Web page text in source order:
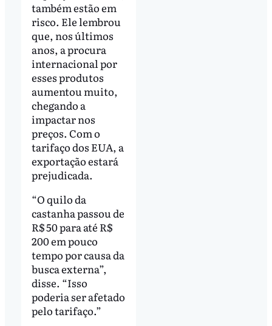
também estão em
risco. Ele lembrou
que, nos últimos
anos, a procura
internacional por
esses produtos
aumentou muito,
chegando a
impactar nos
preços. Com o
tarifaço dos EUA, a
exportação estará
prejudicada.
“O quilo da
castanha passou de
R$ 50 para até R$
200 em pouco
tempo por causa da
busca externa”,
disse. “Isso
poderia ser afetado
pelo tarifaço.”